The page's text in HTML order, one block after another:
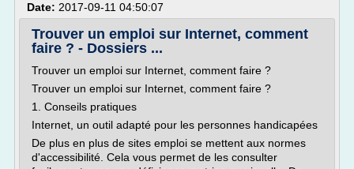
Date: 2017-09-11 04:50:07
Trouver un emploi sur Internet, comment
faire ? - Dossiers ...
Trouver un emploi sur Internet, comment faire ?
Trouver un emploi sur Internet, comment faire ?
1. Conseils pratiques
Internet, un outil adapté pour les personnes handicapées
De plus en plus de sites emploi se mettent aux normes
d'accessibilité. Cela vous permet de les consulter